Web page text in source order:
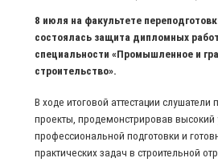
8 июля на факультете
состоялась защита дипломных
специальности «Промышленное и
строительство».
В ходе итоговой аттестации
проекты, продемонстрировав высокий
профессиональной подготовки и
практических задач в строительной